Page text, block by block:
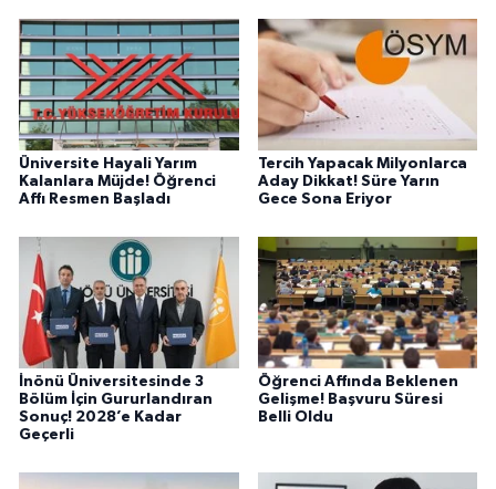
Üniversite Hayali Yarım
Kalanlara Müjde! Öğrenci
Affı Resmen Başladı
Tercih Yapacak Milyonlarca
Aday Dikkat! Süre Yarın
Gece Sona Eriyor
İnönü Üniversitesinde 3
Bölüm İçin Gururlandıran
Sonuç! 2028’e Kadar
Geçerli
Öğrenci Affında Beklenen
Gelişme! Başvuru Süresi
Belli Oldu